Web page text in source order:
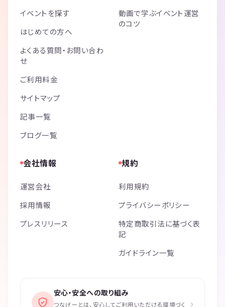
イベントを探す
はじめての方へ
よくある質問・お問い合わ
せ
ご利用料金
サイトマップ
記事一覧
ブログ一覧
動画で学ぶイベント運営
のコツ
会社情報
運営会社
採用情報
プレスリリース
規約
利用規約
プライバシーポリシー
特定商取引法に基づく表
記
ガイドライン一覧
安心・安全への取り組み
つなげーとは、安心してご利用いただける環境づく ›